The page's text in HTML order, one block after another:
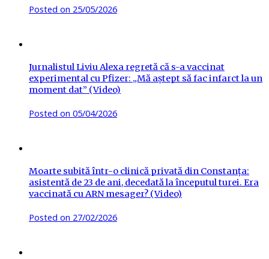
Posted on 25/05/2026
Jurnalistul Liviu Alexa regretă că s-a vaccinat
experimental cu Pfizer: „Mă aștept să fac infarct la un
moment dat” (Video)
Posted on 05/04/2026
Moarte subită într-o clinică privată din Constanța:
asistentă de 23 de ani, decedată la începutul turei. Era
vaccinată cu ARN mesager? (Video)
Posted on 27/02/2026